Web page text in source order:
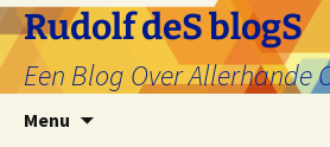
Ga
naar
de
inhoud
Rudolf deS blogS
Een Blog Over Allerhande
Menu